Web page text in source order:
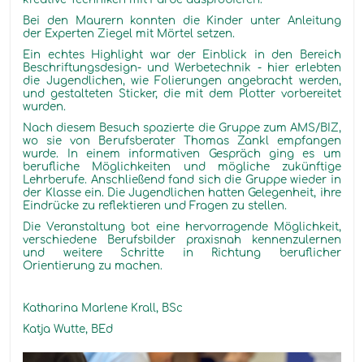
Bei den Maurern konnten die Kinder unter Anleitung
der Experten Ziegel mit Mörtel setzen.
Ein echtes Highlight war der Einblick in den Bereich
Beschriftungsdesign- und Werbetechnik - hier erlebten
die Jugendlichen, wie Folierungen angebracht werden,
und gestalteten Sticker, die mit dem Plotter vorbereitet
wurden.
Nach diesem Besuch spazierte die Gruppe zum AMS/BIZ,
wo sie von Berufsberater Thomas Zankl empfangen
wurde. In einem informativen Gespräch ging es um
berufliche Möglichkeiten und mögliche zukünftige
Lehrberufe. Anschließend fand sich die Gruppe wieder in
der Klasse ein. Die Jugendlichen hatten Gelegenheit, ihre
Eindrücke zu reflektieren und Fragen zu stellen.
Die Veranstaltung bot eine hervorragende Möglichkeit,
verschiedene Berufsbilder praxisnah kennenzulernen
und weitere Schritte in Richtung beruflicher
Orientierung zu machen.
Katharina Marlene Krall, BSc
Katja Wutte, BEd